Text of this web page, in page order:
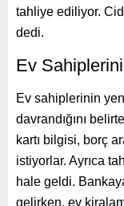
tahliye ediliyor.
dedi.
Ev
Ev sahiplerinin
davrandığını
kartı bilgisi, borç
istiyorlar. Ayrıca
hale geldi.
gelirken, ev